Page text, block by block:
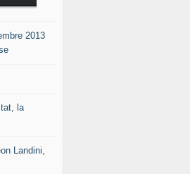
2013
la
Landini,